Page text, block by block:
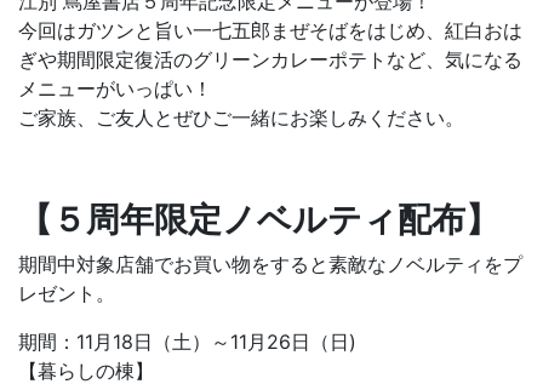
今回はガツンと旨い一七五郎まぜそばをはじめ、紅白おは
ぎや期間限定復活のグリーンカレーポテトなど、気になる
メニューがいっぱい！
ご家族、ご友人とぜひご一緒にお楽しみください。
【５周年限定ノベルティ配布】
期間中対象店舗でお買い物をすると素敵なノベルティをプ
レゼント。
期間：11月18日（土）～11月26日（日)
【暮らしの棟】